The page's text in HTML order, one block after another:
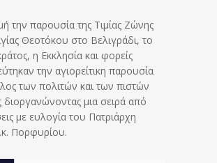
την παρουσία της Τιμίας Ζώνης
Θεοτόκου στο Βελιγράδι, το
η Εκκλησία και φορείς
την αγιορείτικη παρουσία
των πολιτών και των πιστών
διοργανώνοντας μια σειρά από
με ευλογία του Πατριάρχη
Πορφυρίου.